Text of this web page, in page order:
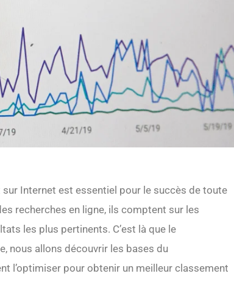
sur Internet est essentiel pour le succès de toute
recherches en ligne, ils comptent sur les
les plus pertinents. C’est là que le
nous allons découvrir les bases du
l’optimiser pour obtenir un meilleur classement